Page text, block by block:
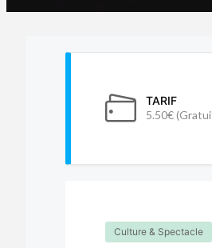
TARIF
5.50€
Culture & Spectacle